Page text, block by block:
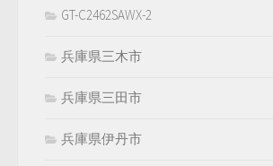
GT-C2462SAWX-2
兵庫県三木市
兵庫県三田市
兵庫県伊丹市